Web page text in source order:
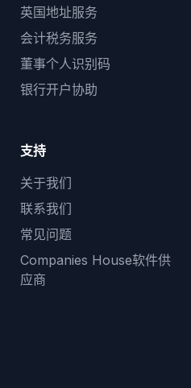
英国地址服务
会计税务服务
董事个人识别码
银行开户协助
支持
关于我们
联系我们
常见问题
Companies House软件供
应商